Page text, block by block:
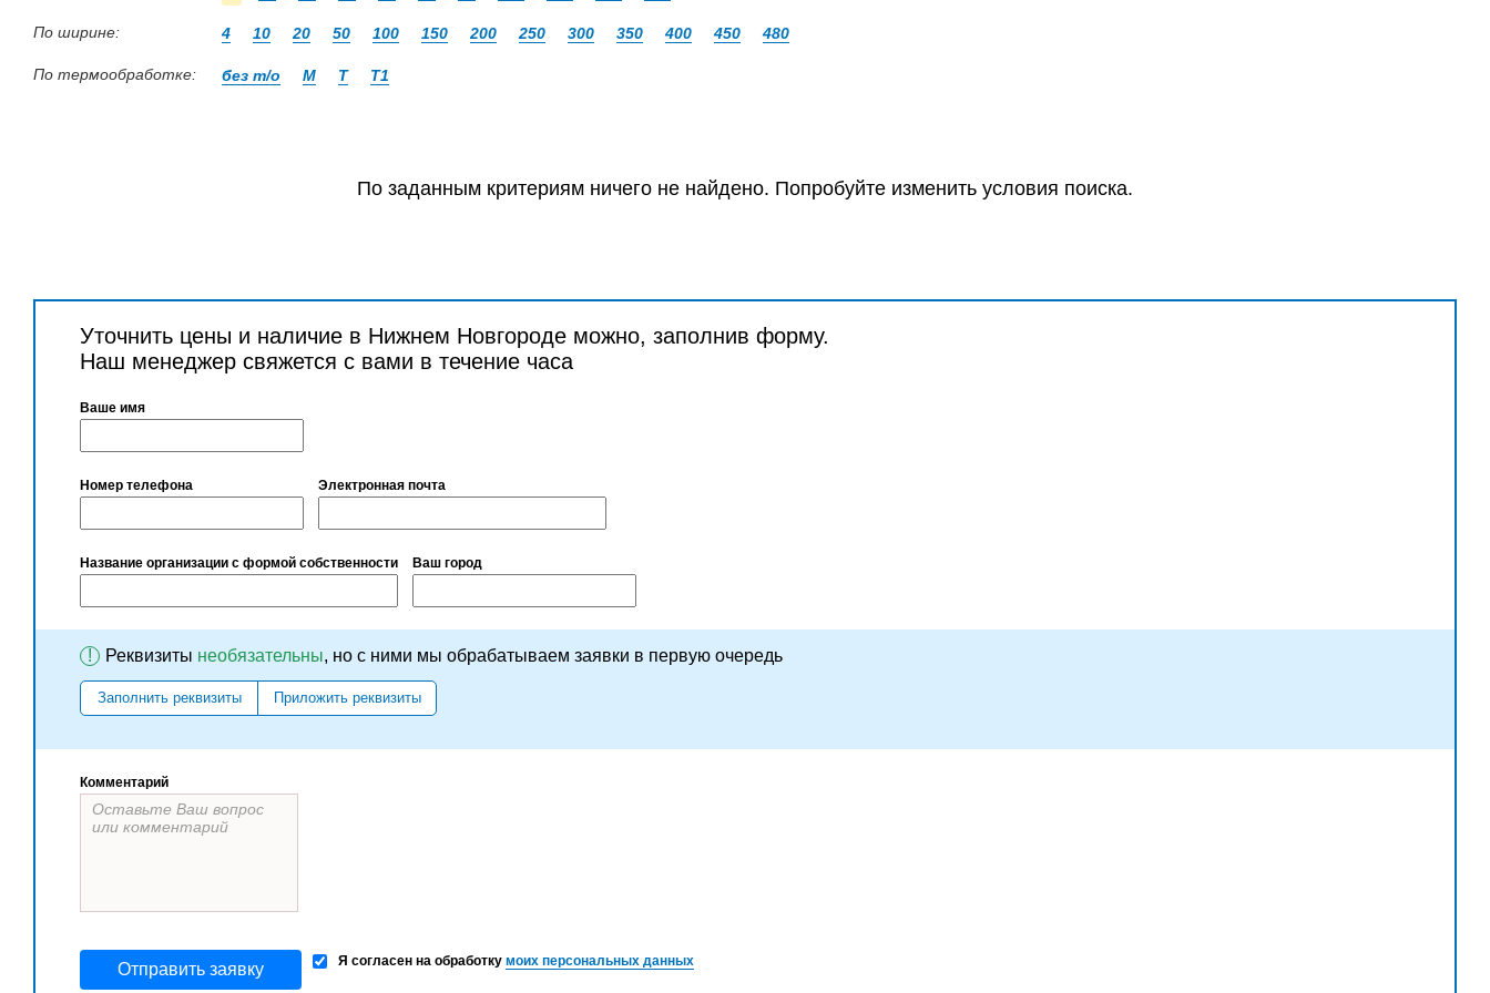
По ширине: 4 10 20 50 100 150 200 250 300 350 400 450 480
По термообработке: без т/о М Т Т1
По заданным критериям ничего не найдено. Попробуйте изменить условия поиска.
Уточнить цены и наличие в Нижнем Новгороде можно, заполнив форму.
Наш менеджер свяжется с вами в течение часа
Ваше имя
Номер телефона Электронная почта
Название организации с формой собственности Ваш город
! Реквизиты необязательны, но с ними мы обрабатываем заявки в первую очередь
Заполнить реквизиты Приложить реквизиты
Комментарий
Отправить заявку Я согласен на обработку моих персональных данных